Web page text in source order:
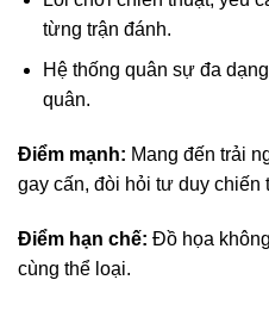
từng trận đánh.
Hệ thống quân sự đa
quân.
Điểm mạnh: Mang đến trải
gay cấn, đòi hỏi tư duy chiến
Điểm hạn chế: Đồ họa
cùng thể loại.